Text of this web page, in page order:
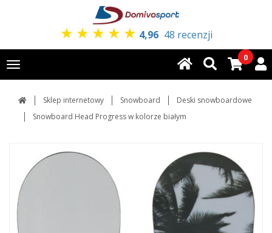
★ ★ ★ ★ ★ 4,96 48 recenzji
Toggle
navigation
0
Sklep internetowy Snowboard
Deski snowboardowe
Snowboard Head Progress w kolorze białym